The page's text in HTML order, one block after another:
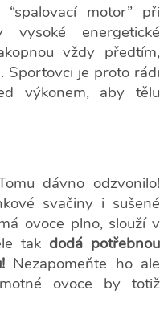
motor” při
vysoké energetické
vždy předtím,
Sportovci je proto rádi
výkonem, aby tělu
dávno odzvonilo!
svačiny i sušené
ovoce plno, slouží v
tak dodá potřebnou
Nezapomeňte ho ale
ovoce by totiž